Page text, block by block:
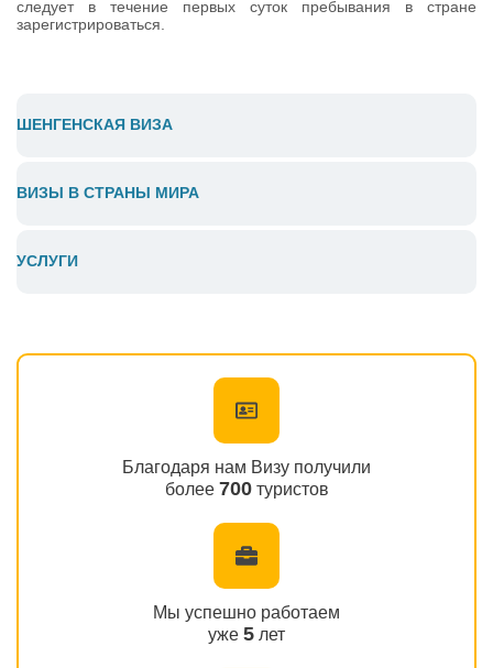
следует в течение первых суток пребывания в стране
зарегистрироваться.
ШЕНГЕНСКАЯ ВИЗА
ВИЗЫ В СТРАНЫ МИРА
УСЛУГИ
Благодаря нам Визу получили
более 700туристов
Мы успешно работаем
уже 5 лет